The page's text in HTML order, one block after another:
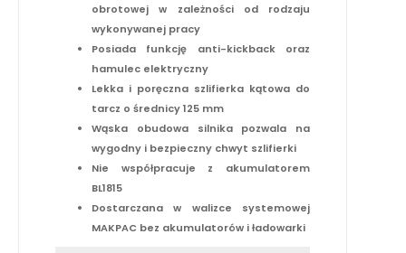
obrotowej w zależności od rodzaju
wykonywanej pracy
Posiada funkcję anti-kickback oraz
hamulec elektryczny
Lekka i poręczna szlifierka kątowa do
tarcz o średnicy 125 mm
Wąska obudowa silnika pozwala na
wygodny i bezpieczny chwyt szlifierki
Nie współpracuje z akumulatorem
BL1815
Dostarczana w walizce systemowej
MAKPAC bez akumulatorów i ładowarki